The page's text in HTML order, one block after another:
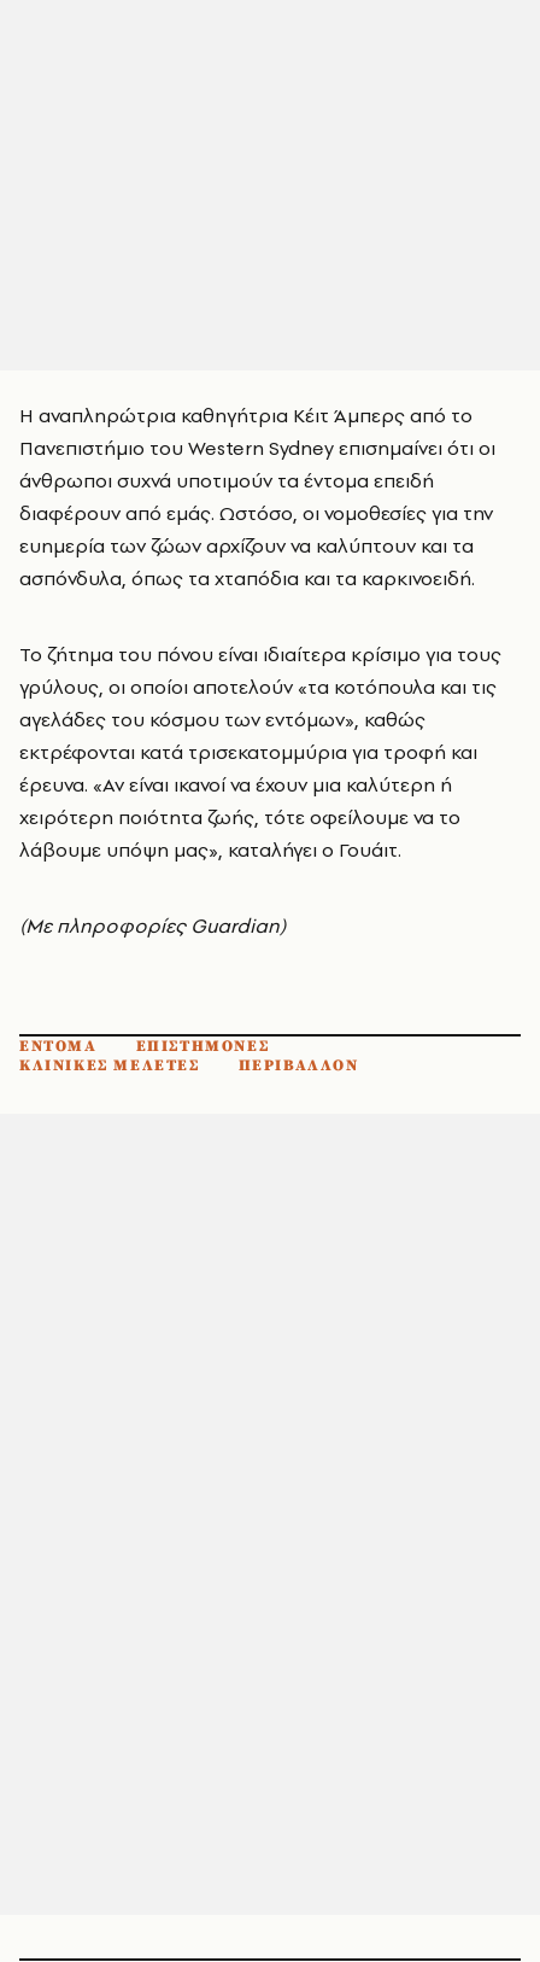
Η αναπληρώτρια καθηγήτρια Κέιτ Άμπερς από το
Πανεπιστήμιο του Western Sydney επισημαίνει ότι οι
άνθρωποι συχνά υποτιμούν τα έντομα επειδή
διαφέρουν από εμάς. Ωστόσο, οι νομοθεσίες για την
ευημερία των ζώων αρχίζουν να καλύπτουν και τα
ασπόνδυλα, όπως τα χταπόδια και τα καρκινοειδή.
Το ζήτημα του πόνου είναι ιδιαίτερα κρίσιμο για τους
γρύλους, οι οποίοι αποτελούν «τα κοτόπουλα και τις
αγελάδες του κόσμου των εντόμων», καθώς
εκτρέφονται κατά τρισεκατομμύρια για τροφή και
έρευνα. «Αν είναι ικανοί να έχουν μια καλύτερη ή
χειρότερη ποιότητα ζωής, τότε οφείλουμε να το
λάβουμε υπόψη μας», καταλήγει ο Γουάιτ.
(Με πληροφορίες Guardian)
ΕΝΤΟΜΑ
ΕΠΙΣΤΗΜΟΝΕΣ
ΚΛΙΝΙΚΕΣ ΜΕΛΕΤΕΣ
ΠΕΡΙΒΑΛΛΟΝ